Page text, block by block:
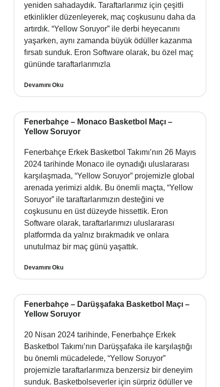
yeniden sahadaydık. Taraftarlarımız için çeşitli
etkinlikler düzenleyerek, maç coşkusunu daha da
artırdık. “Yellow Soruyor” ile derbi heyecanını
yaşarken, aynı zamanda büyük ödüller kazanma
fırsatı sunduk. Eron Software olarak, bu özel maç
gününde taraftarlarımızla
Devamını Oku
Fenerbahçe – Monaco Basketbol Maçı –
Yellow Soruyor
Fenerbahçe Erkek Basketbol Takımı’nın 26 Mayıs
2024 tarihinde Monaco ile oynadığı uluslararası
karşılaşmada, “Yellow Soruyor” projemizle global
arenada yerimizi aldık. Bu önemli maçta, “Yellow
Soruyor” ile taraftarlarımızın desteğini ve
coşkusunu en üst düzeyde hissettik. Eron
Software olarak, taraftarlarımızı uluslararası
platformda da yalnız bırakmadık ve onlara
unutulmaz bir maç günü yaşattık.
Devamını Oku
Fenerbahçe – Darüşşafaka Basketbol Maçı –
Yellow Soruyor
20 Nisan 2024 tarihinde, Fenerbahçe Erkek
Basketbol Takımı’nın Darüşşafaka ile karşılaştığı
bu önemli mücadelede, “Yellow Soruyor”
projemizle taraftarlarımıza benzersiz bir deneyim
sunduk. Basketbolseverler için sürpriz ödüller ve